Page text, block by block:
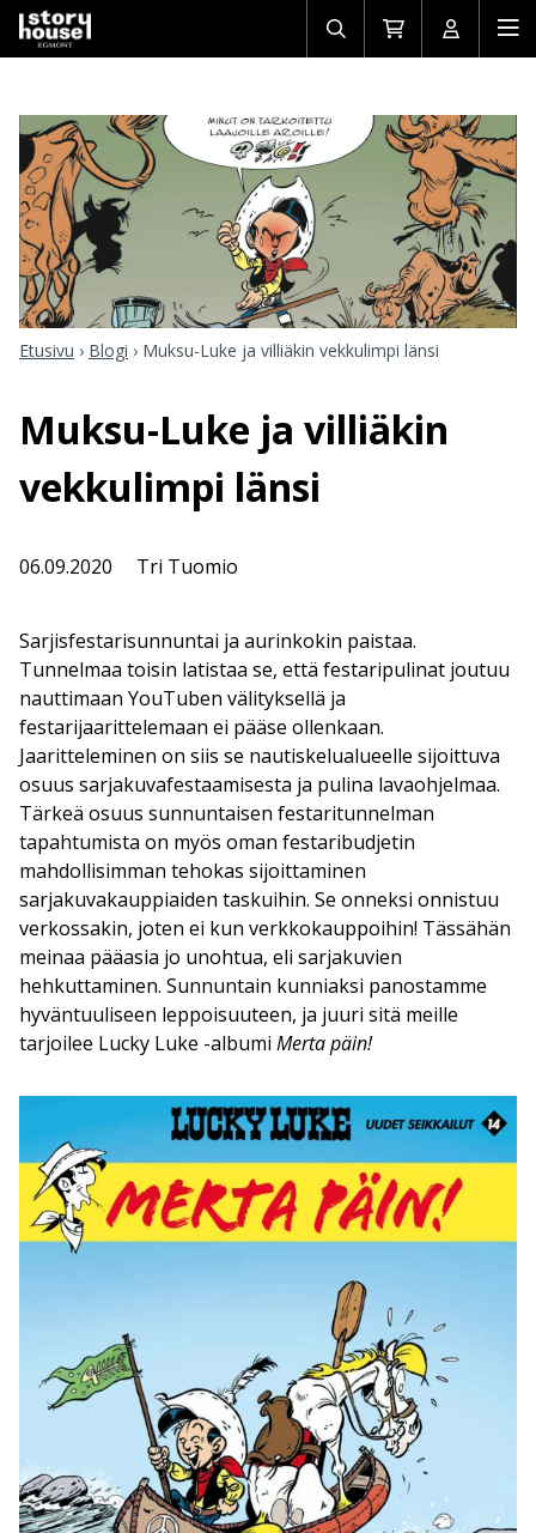
Avaa/sulje
haku
Siirry
ostoskoriin
Avaa/
Etusivu › Blogi › Muksu-Luke ja villiäkin vekkulimpi länsi
Muksu-Luke ja villiäkin
vekkulimpi länsi
06.09.2020 Tri Tuomio
Sarjisfestarisunnuntai ja aurinkokin paistaa.
Tunnelmaa toisin latistaa se, että festaripulinat joutuu
nauttimaan YouTuben välityksellä ja
festarijaarittelemaan ei pääse ollenkaan.
Jaaritteleminen on siis se nautiskelualueelle sijoittuva
osuus sarjakuvafestaamisesta ja pulina lavaohjelmaa.
Tärkeä osuus sunnuntaisen festaritunnelman
tapahtumista on myös oman festaribudjetin
mahdollisimman tehokas sijoittaminen
sarjakuvakauppiaiden taskuihin. Se onneksi onnistuu
verkossakin, joten ei kun verkkokauppoihin! Tässähän
meinaa pääasia jo unohtua, eli sarjakuvien
hehkuttaminen. Sunnuntain kunniaksi panostamme
hyväntuuliseen leppoisuuteen, ja juuri sitä meille
tarjoilee Lucky Luke -albumi Merta päin!